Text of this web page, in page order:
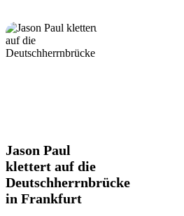
Jason
Paul
klettert
auf
die
Jason Paul
klettert auf die
Deutschherrnbrücke
in Frankfurt